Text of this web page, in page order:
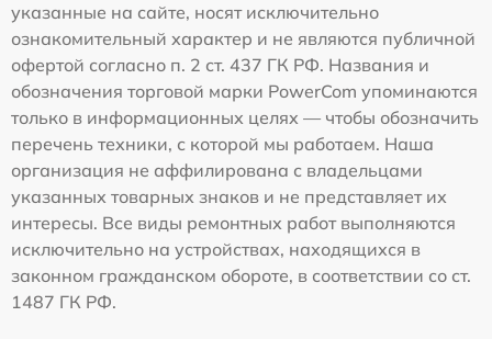
указанные на сайте, носят исключительно
ознакомительный характер и не являются публичной
офертой согласно п. 2 ст. 437 ГК РФ. Названия и
обозначения торговой марки PowerCom упоминаются
только в информационных целях — чтобы обозначить
перечень техники, с которой мы работаем. Наша
организация не аффилирована с владельцами
указанных товарных знаков и не представляет их
интересы. Все виды ремонтных работ выполняются
исключительно на устройствах, находящихся в
законном гражданском обороте, в соответствии со ст.
1487 ГК РФ.